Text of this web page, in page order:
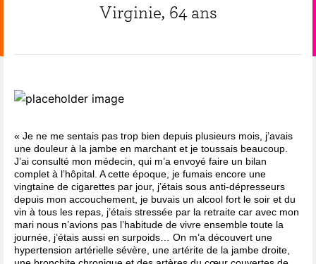
Virginie, 64 ans
« Je ne me sentais pas trop bien depuis plusieurs mois, j’avais
une douleur à la jambe en marchant et je toussais beaucoup.
J’ai consulté mon médecin, qui m’a envoyé faire un bilan
complet à l’hôpital. A cette époque, je fumais encore une
vingtaine de cigarettes par jour, j’étais sous anti-dépresseurs
depuis mon accouchement, je buvais un alcool fort le soir et du
vin à tous les repas, j’étais stressée par la retraite car avec mon
mari nous n’avions pas l’habitude de vivre ensemble toute la
journée, j’étais aussi en surpoids… On m’a découvert une
hypertension artérielle sévère, une artérite de la jambe droite,